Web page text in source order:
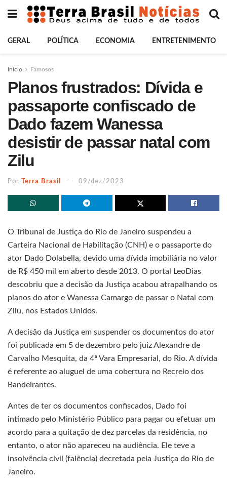
GERAL POLÍTICA ECONOMIA ENTRETENIMENTO
Início Famosos
Planos frustrados: Dívida e
passaporte confiscado de
Dado fazem Wanessa
desistir de passar natal com
Zilu
Por Terra Brasil 09/dez/2023
O Tribunal de Justiça do Rio de Janeiro suspendeu a
Carteira Nacional de Habilitação (CNH) e o passaporte do
ator Dado Dolabella, devido uma dívida imobiliária no valor
de R$ 450 mil em aberto desde 2013. O portal LeoDias
descobriu que a decisão da Justiça acabou atrapalhando os
planos do ator e Wanessa Camargo de passar o Natal com
Zilu, nos Estados Unidos.
A decisão da Justiça em suspender os documentos do ator
foi publicada em 5 de dezembro pelo juiz Alexandre de
Carvalho Mesquita, da 4ª Vara Empresarial, do Rio. A dívida
é referente ao aluguel de uma cobertura no Recreio dos
Bandeirantes.
Antes de ter os documentos confiscados, Dado foi
intimado pelo Ministério Público para pagar ou efetuar um
acordo para a quitação de dez parcelas da residência, no
entanto, o ator não apareceu na audiência. Ele teve a
insolvência civil (falência) decretada pela Justiça do Rio de
Janeiro.